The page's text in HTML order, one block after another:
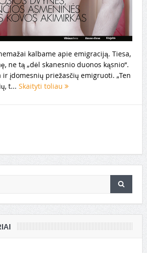
kalbame apie emigraciją. Tiesa,
ne tą „dėl skanesnio duonos kąsnio“.
ir įdomesnių priežasčių emigruoti. „Ten
t... Skaityti toliau